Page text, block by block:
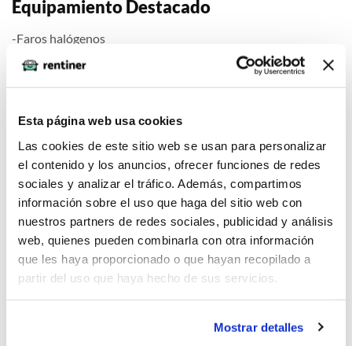
Esta página web usa cookies
Las cookies de este sitio web se usan para personalizar
el contenido y los anuncios, ofrecer funciones de redes
sociales y analizar el tráfico. Además, compartimos
información sobre el uso que haga del sitio web con
nuestros partners de redes sociales, publicidad y análisis
web, quienes pueden combinarla con otra información
que les haya proporcionado o que hayan recopilado a
partir del uso que haya hecho de sus servicios.
Mostrar detalles
Equipamiento Destacado
-Faros halógenos
-Sistema de sonido de alta calidad
-Llantas de aleación de diseño exclusivo
-Sensor de luz ambiental
Comfort
Seguridad